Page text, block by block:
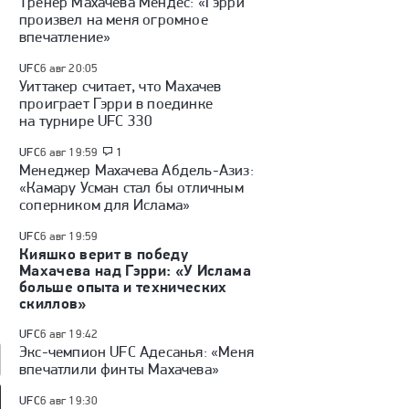
произвел на меня огромное
впечатление»
UFC6 авг 20:05
Уиттакер считает, что Махачев
проиграет Гэрри в поединке
на турнире UFC 330
UFC6 авг 19:59 1
Менеджер Махачева Абдель-Азиз:
«Камару Усман стал бы отличным
соперником для Ислама»
UFC6 авг 19:59
Кияшко верит в победу
Махачева над Гэрри: «У Ислама
больше опыта и технических
скиллов»
UFC6 авг 19:42
Экс-чемпион UFC Адесанья: «Меня
впечатлили финты Махачева»
UFC6 авг 19:30